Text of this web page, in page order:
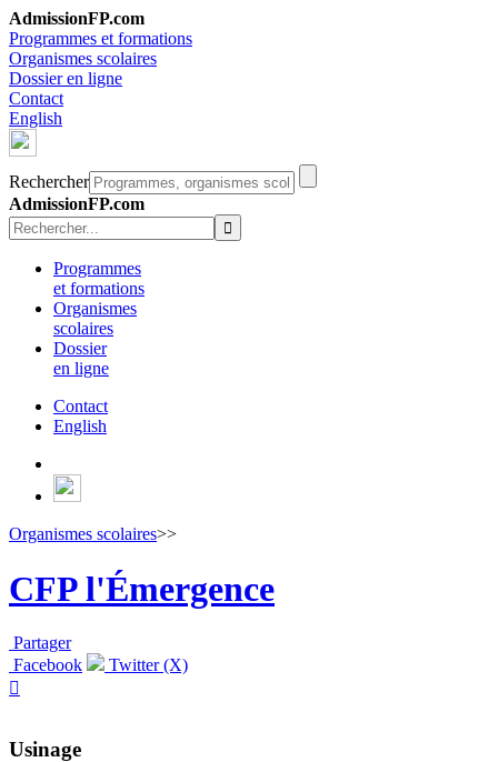
AdmissionFP.com
Programmes et formations
Organismes scolaires
Dossier en ligne
Contact
English
Rechercher
AdmissionFP.com
Programmes
et formations
Organismes
scolaires
Dossier
en ligne
Contact
English
Organismes scolaires>>
CFP l'Émergence
Partager
Facebook
Twitter (X)

Usinage